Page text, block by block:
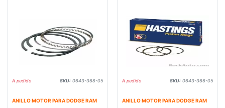
A pedido SKU: 0643-368-05
ANILLO MOTOR PARA DODGE RAM
A pedido SKU: 0643-366-05
ANILLO MOTOR PARA DODGE RAM